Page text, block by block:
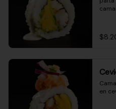
en